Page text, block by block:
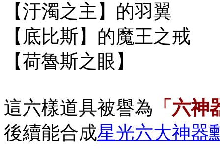
【汙濁之主】的羽翼
【底比斯】的魔王之戒
【荷魯斯之眼 】
這六樣道具被譽為 「六神
後續能合成星光六大神器